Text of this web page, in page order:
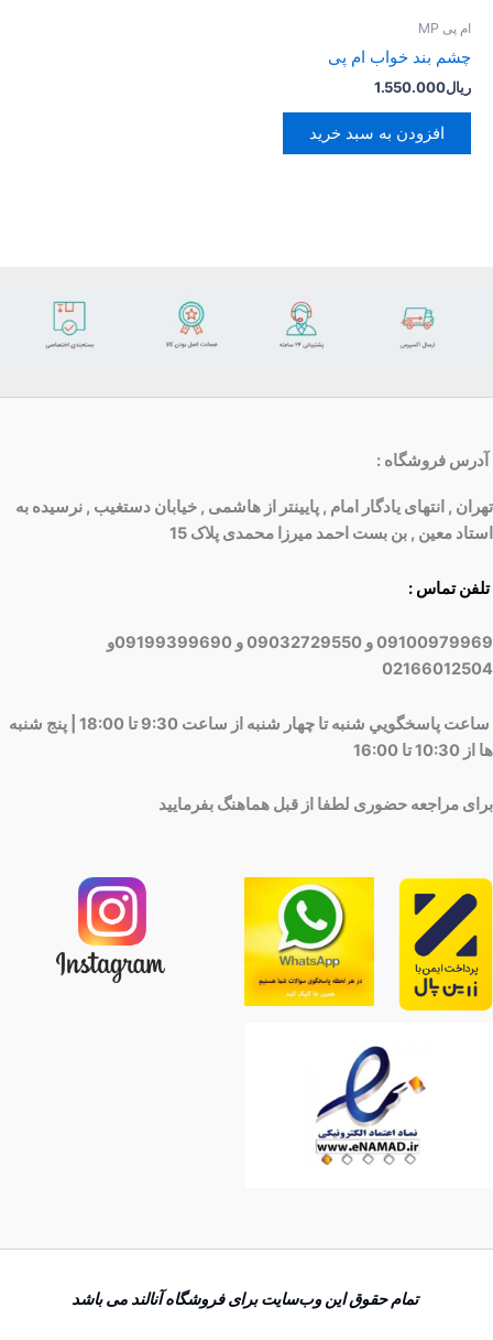
ام پی MP
چشم بند خواب ام پی
ریال1.550.000
افزودن به سبد خرید
آدرس فروشگاه :
تهران , انتهای یادگار امام , پایینتر از هاشمی , خیابان دستغیب , نرسیده به
استاد معین , بن بست احمد میرزا محمدی پلاک 15
تلفن تماس :
09100979969 و 09032729550 و 09199399690و
02166012504
ساعت پاسخگويي شنبه تا چهار شنبه از ساعت 9:30 تا 18:00 | پنج شنبه
ها از 10:30 تا 16:00
برای مراجعه حضوری لطفا از قبل هماهنگ بفرمایید
تمام حقوق اين وب‌سايت برای فروشگاه آنالند می باشد